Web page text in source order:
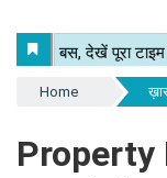
Home
Property